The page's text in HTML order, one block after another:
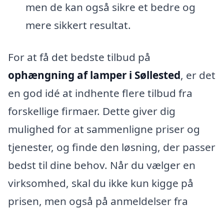
men de kan også sikre et bedre og
mere sikkert resultat.
For at få det bedste tilbud på
ophængning af lamper i Søllested, er det
en god idé at indhente flere tilbud fra
forskellige firmaer. Dette giver dig
mulighed for at sammenligne priser og
tjenester, og finde den løsning, der passer
bedst til dine behov. Når du vælger en
virksomhed, skal du ikke kun kigge på
prisen, men også på anmeldelser fra